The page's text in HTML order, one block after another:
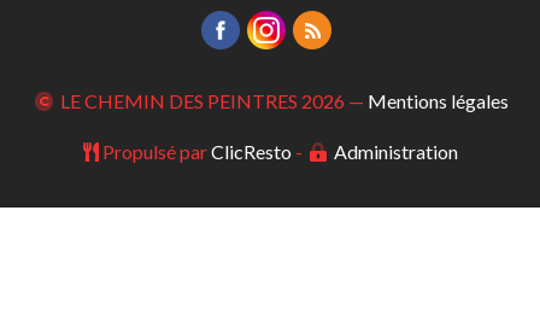
LE CHEMIN DES PEINTRES 2026 — Mentions légales
Propulsé parClicResto - Administration